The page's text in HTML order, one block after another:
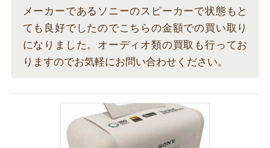
メーカーであるソニーのスピーカーで状態もと
ても良好でしたのでこちらの金額での買い取り
になりました。オーディオ類の買取も行ってお
りますのでお気軽にお問い合わせください。